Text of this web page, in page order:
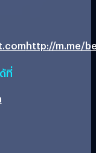
http://m.me/
ที่